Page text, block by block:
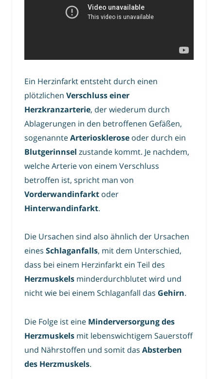
Ein Herzinfarkt entsteht durch einen
plötzlichen Verschluss einer
Herzkranzarterie, der wiederum durch
Ablagerungen in den betroffenen Gefäßen,
sogenannteArteriosklerose oder durch ein
Blutgerinnsel zustande kommt. Je nachdem,
welche Arterie von einem Verschluss
betroffen ist, spricht man von
Vorderwandinfarkt oder
Hinterwandinfarkt.
Die Ursachen sind also ähnlich der Ursachen
eines Schlaganfalls, mit dem Unterschied,
dass bei einem Herzinfarkt ein Teil des
Herzmuskels minderdurchblutet wird und
nicht wie bei einem Schlaganfall das Gehirn.
Die Folge ist eine Minderversorgung des
Herzmuskels mit lebenswichtigem Sauerstoff
und Nährstoffen und somit das Absterben
des Herzmuskels.